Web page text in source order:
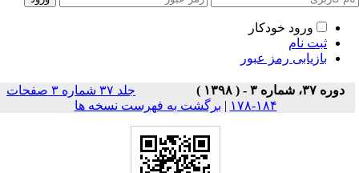
ورود خودکار
ثبت نام
بازیابی رمز عبور
دوره ۳۷، شماره ۳ - ( ۱۳۹۸ )
جلد ۳۷ شماره ۳ صفحات
۱۸۴-۱۷۸
| برگشت به فهرست نسخه ها